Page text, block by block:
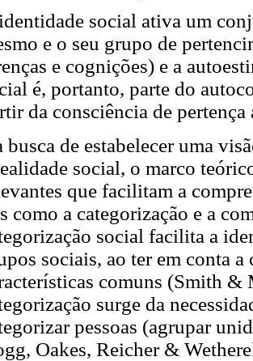
social ativa um
e o seu grupo de
e cognições) e a
é, portanto, parte do
da consciência de
busca de estabelecer uma
social, o marco
que facilitam a
como a categorização e a
social facilita a
sociais, ao ter em conta
comuns (Smith &
surge da
pessoas (agrupar
Oakes, Reicher &